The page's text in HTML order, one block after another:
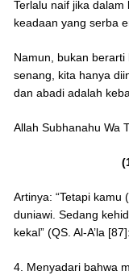
Terlalu naif jika
keadaan yang serba
Namun, bukan
senang, kita hanya
dan abadi adalah
Allah Subhanahu Wa
Artinya: “Tetapi
duniawi. Sedang
kekal” (QS. Al-A’la
4. Menyadari bahwa